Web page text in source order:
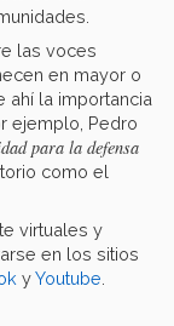
las voces
en mayor o
ahí la importancia
ejemplo, Pedro
para la defensa
como el
virtuales y
en los sitios
yYoutube